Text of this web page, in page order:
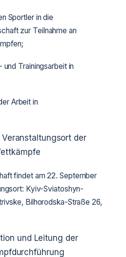
Sportler in die
zur Teilnahme an
Trainingsarbeit in
Arbeit in
Veranstaltungsort der
findet am 22. September
Kyiv-Sviatoshyn-
Bilhorodska-Straße 26,
und Leitung der